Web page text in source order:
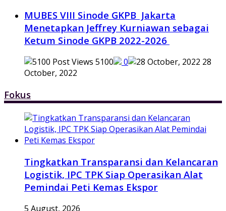
MUBES VIII Sinode GKPB Jakarta
Menetapkan Jeffrey Kurniawan sebagai
Ketum Sinode GKPB 2022-2026
5100 0
28
October, 2022
Fokus
Tingkatkan Transparansi dan Kelancaran
Logistik, IPC TPK Siap Operasikan Alat
Pemindai Peti Kemas Ekspor
5 August, 2026